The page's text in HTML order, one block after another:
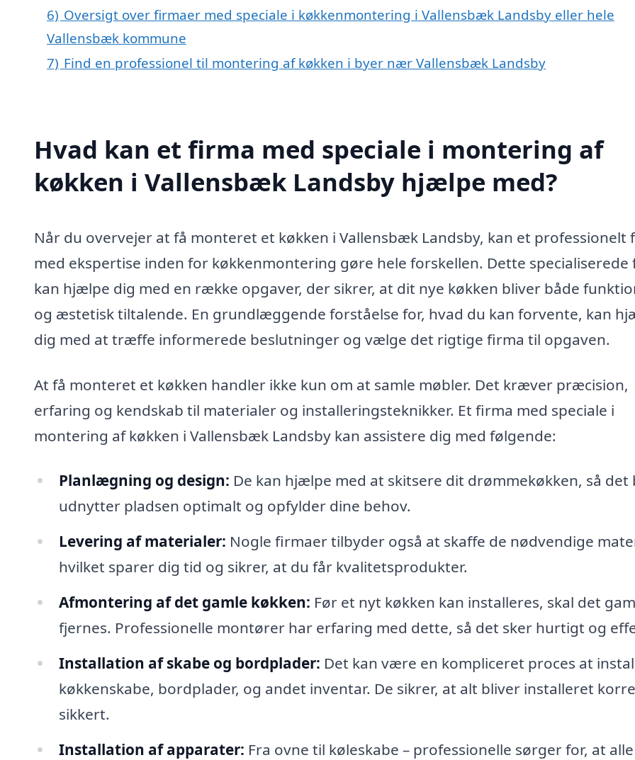
6) Oversigt over firmaer med speciale i køkkenmontering i Vallensbæk Landsby eller hele
Vallensbæk kommune
7) Find en professionel til montering af køkken i byer nær Vallensbæk Landsby
Hvad kan et firma med speciale i montering af
køkken i Vallensbæk Landsby hjælpe med?
Når du overvejer at få monteret et køkken i Vallensbæk Landsby, kan et professionelt
med ekspertise inden for køkkenmontering gøre hele forskellen. Dette specialiserede
kan hjælpe dig med en række opgaver, der sikrer, at dit nye køkken bliver både
og æstetisk tiltalende. En grundlæggende forståelse for, hvad du kan forvente, kan
dig med at træffe informerede beslutninger og vælge det rigtige firma til opgaven.
At få monteret et køkken handler ikke kun om at samle møbler. Det kræver præcision,
erfaring og kendskab til materialer og installeringsteknikker. Et firma med speciale i
montering af køkken i Vallensbæk Landsby kan assistere dig med følgende:
Planlægning og design: De kan hjælpe med at skitsere dit drømmekøkken, så det
udnytter pladsen optimalt og opfylder dine behov.
Levering af materialer: Nogle firmaer tilbyder også at skaffe de nødvendige
hvilket sparer dig tid og sikrer, at du får kvalitetsprodukter.
Afmontering af det gamle køkken: Før et nyt køkken kan installeres, skal det
fjernes. Professionelle montører har erfaring med dette, så det sker hurtigt og
Installation af skabe og bordplader: Det kan være en kompliceret proces at
køkkenskabe, bordplader, og andet inventar. De sikrer, at alt bliver installeret
sikkert.
Installation af apparater: Fra ovne til køleskabe – professionelle sørger for, at